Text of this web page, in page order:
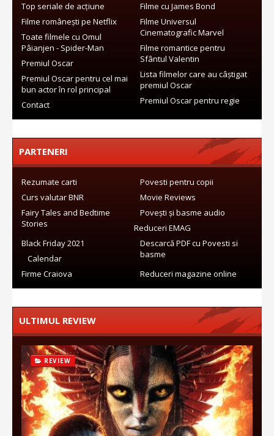
Top seriale de acțiune
Filme cu James Bond
Filme românești pe Netflix
Filme Universul
Cinematografic Marvel
Toate filmele cu Omul
Pâianjen - Spider-Man
Filme romantice pentru
Sfântul Valentin
Premiul Oscar
Lista filmelor care au câștigat
premiul Oscar
Premiul Oscar pentru cel mai
bun actor în rol principal
Premiul Oscar pentru regie
Contact
PARTENERI
Rezumate carti
Povesti pentru copii
Curs valutar BNR
Movie Reviews
Fairy Tales and Bedtime
Stories
Povești și basme audio
Reduceri EMAG
Descarcă PDF cu Povesti si
basme
Black Friday 2021
Calendar
Firme Craiova
Reduceri magazine online
ULTIMUL REVIEW
REVIEW